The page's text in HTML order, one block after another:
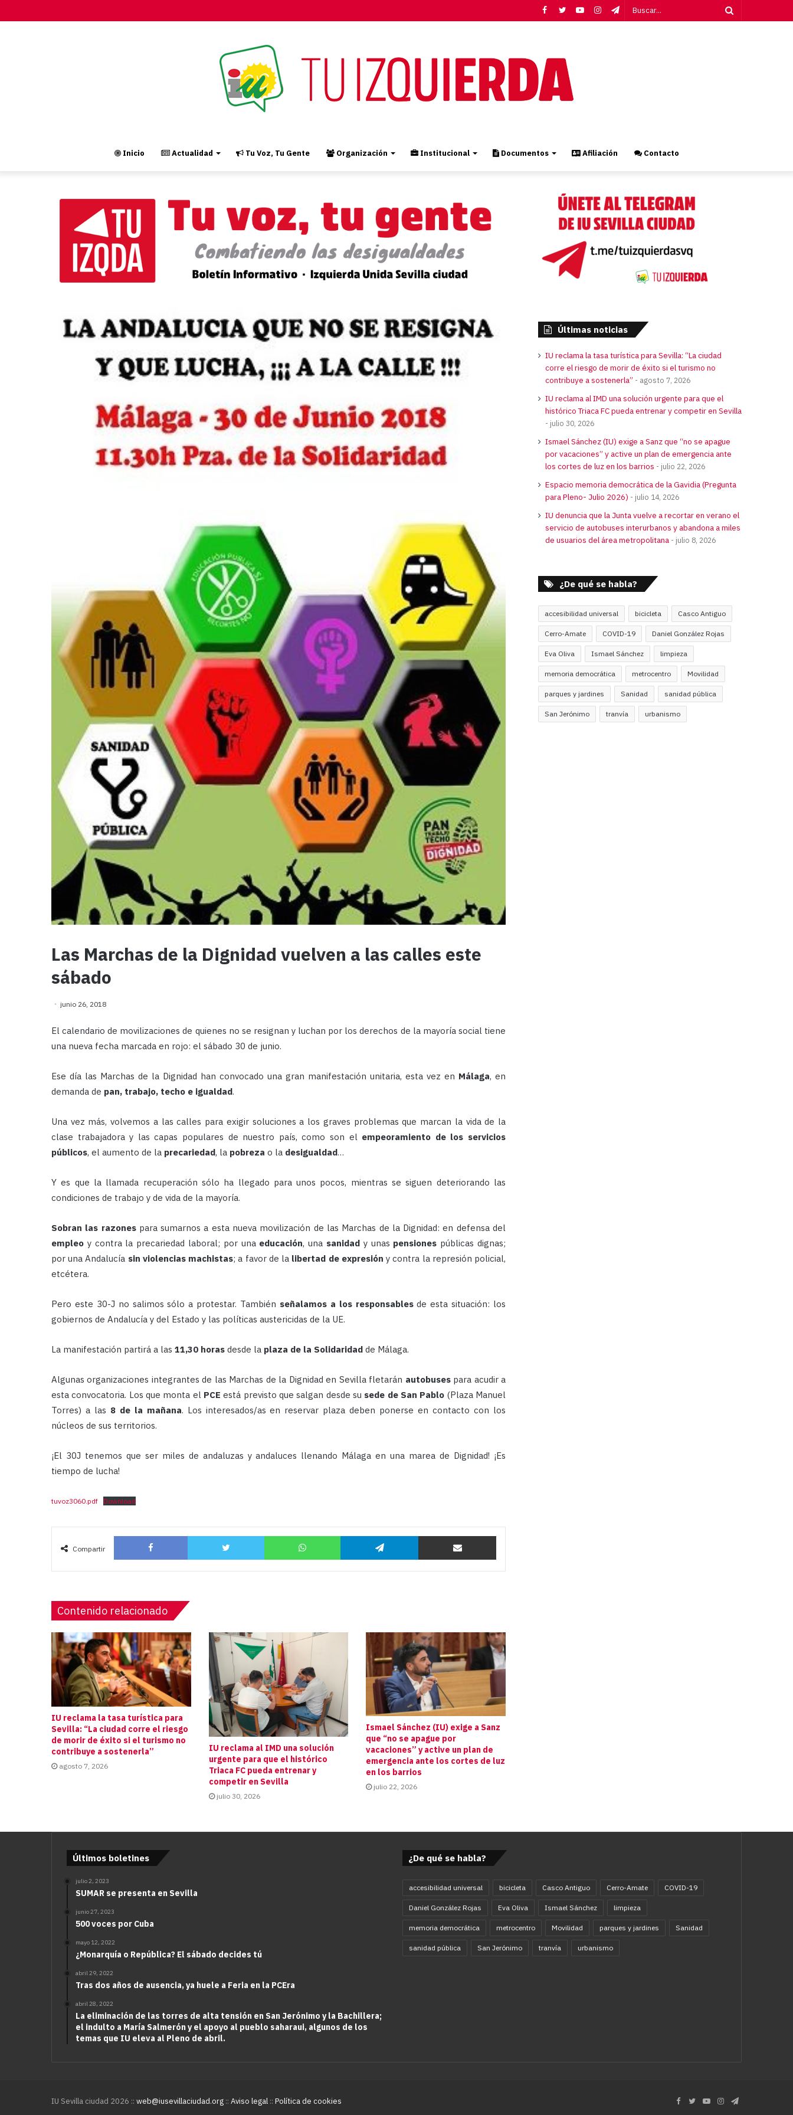
Telegram
Instagram
YouTube
Twitter
Facebook
Inicio Actualidad Tu Voz, Tu Gente Organización Institucional Documentos Afiliación Contacto
Las Marchas de la Dignidad vuelven a las calles este
sábado
junio 26, 2018
El calendario de movilizaciones de quienes no se resignan y luchan por los derechos de la mayoría social tiene
una nueva fecha marcada en rojo: el sábado 30 de junio.
Ese día las Marchas de la Dignidad han convocado una gran manifestación unitaria, esta vez en Málaga, en
demanda de pan, trabajo, techo e igualdad.
Una vez más, volvemos a las calles para exigir soluciones a los graves problemas que marcan la vida de la
clase trabajadora y las capas populares de nuestro país, como son el empeoramiento de los servicios
públicos, el aumento de la precariedad, la pobreza o la desigualdad…
Y es que la llamada recuperación sólo ha llegado para unos pocos, mientras se siguen deteriorando las
condiciones de trabajo y de vida de la mayoría.
Sobran las razonespara sumarnos a esta nueva movilización de las Marchas de la Dignidad: en defensa del
empleo y contra la precariedad laboral; por una educación, una sanidad y unas pensiones públicas dignas;
por una Andalucía sin violencias machistas; a favor de la libertad de expresión y contra la represión policial,
etcétera.
Pero este 30-J no salimos sólo a protestar. También señalamos a los responsablesde esta situación: los
gobiernos de Andalucía y del Estado y las políticas austericidas de la UE.
La manifestación partirá a las 11,30 horas desde la plaza de la Solidaridad de Málaga.
Algunas organizaciones integrantes de las Marchas de la Dignidad en Sevilla fletarán autobusespara acudir a
esta convocatoria. Los que monta el PCE está previsto que salgan desde su sede de San Pablo (Plaza Manuel
Torres) a las 8 de la mañana. Los interesados/as en reservar plaza deben ponerse en contacto con los
núcleos de sus territorios.
¡El 30J tenemos que ser miles de andaluzas y andaluces llenando Málaga en una marea de Dignidad! ¡Es
tiempo de lucha!
tuvoz3060.pdf Download
Compartir
Facebook Twitter WhatsApp Telegram Compartir por correo
Contenido relacionado
IU reclama la tasa turística para
Sevilla: “La ciudad corre el riesgo
de morir de éxito si el turismo no
contribuye a sostenerla”
agosto 7, 2026
IU reclama al IMD una solución
urgente para que el histórico
Triaca FC pueda entrenar y
competir en Sevilla
julio 30, 2026
Ismael Sánchez (IU) exige a Sanz
que “no se apague por
vacaciones” y active un plan de
emergencia ante los cortes de luz
en los barrios
julio 22, 2026
Últimas noticias
IU reclama la tasa turística para Sevilla: “La ciudad
corre el riesgo de morir de éxito si el turismo no
contribuye a sostenerla”
agosto 7, 2026
IU reclama al IMD una solución urgente para que el
histórico Triaca FC pueda entrenar y competir en Sevilla
julio 30, 2026
Ismael Sánchez (IU) exige a Sanz que “no se apague
por vacaciones” y active un plan de emergencia ante
los cortes de luz en los barrios
julio 22, 2026
Espacio memoria democrática de la Gavidia (Pregunta
para Pleno- Julio 2026)
julio 14, 2026
IU denuncia que la Junta vuelve a recortar en verano el
servicio de autobuses interurbanos y abandona a miles
de usuarios del área metropolitana
julio 8, 2026
¿De qué se habla?
accesibilidad universal bicicleta Casco Antiguo
Cerro-Amate COVID-19 Daniel González Rojas
Eva Oliva Ismael Sánchez limpieza
memoria democrática metrocentro Movilidad
parques y jardines Sanidad sanidad pública
San Jerónimo tranvía urbanismo
Últimos boletines
julio 2, 2023
SUMAR se presenta en Sevilla
junio 27, 2023
500 voces por Cuba
mayo 12, 2022
¿Monarquía o República? El sábado decides tú
abril 29, 2022
Tras dos años de ausencia, ya huele a Feria en la PCEra
abril 28, 2022
La eliminación de las torres de alta tensión en San Jerónimo y la Bachillera;
el indulto a María Salmerón y el apoyo al pueblo saharaui, algunos de los
temas que IU eleva al Pleno de abril.
¿De qué se habla?
accesibilidad universal bicicleta Casco Antiguo Cerro-Amate COVID-19
Daniel González Rojas Eva Oliva Ismael Sánchez limpieza
memoria democrática metrocentro Movilidad parques y jardines Sanidad
sanidad pública San Jerónimo tranvía urbanismo
IU Sevilla ciudad 2026 :: web@iusevillaciudad.org :: Aviso legal :: Política de cookies Facebook
TwitterYouTubeInstagram
Telegram